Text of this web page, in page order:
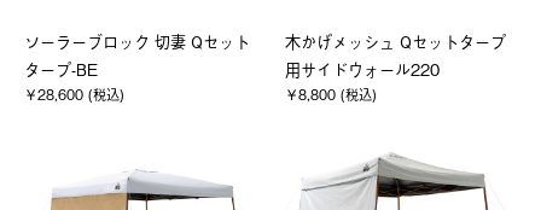
ソーラーブロック 切妻 Qセット
タープ-BE
￥28,600 (税込)
木かげメッシュ Qセットタープ
用サイドウォール220
￥8,800 (税込)